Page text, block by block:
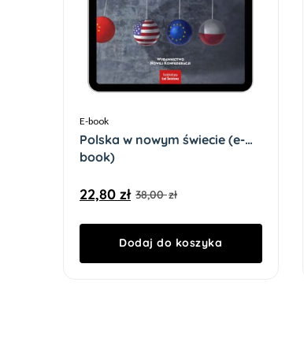
E-book
Polska w nowym świecie (e-
book)
38,00zł
22,80 zł
Dodaj do koszyka